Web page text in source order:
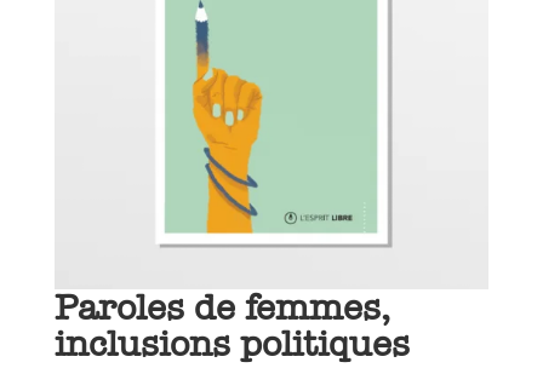
Paroles de femmes,
inclusions politiques